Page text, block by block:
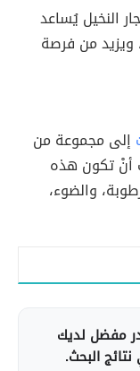
النخيل يُساعد
من فرصة
إلى مجموعة من
أنْ تكون هذه
والضوء،
مفضل لديك
البحث.